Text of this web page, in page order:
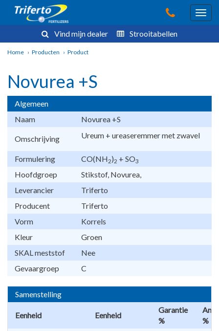
Vind mijn dealer Strooitabellen
Home › Producten › Product
Novurea +S
Algemeen
Naam
Novurea +S
Omschrijving Ureum + ureaseremmer met zwavel
Formulering CO(NH2)2 + SO3
Hoofdgroep
Stikstof, Novurea,
Leverancier
Triferto
Producent
Triferto
Vorm
Korrels
Kleur
Groen
SKAL meststof
Nee
Gevaargroep
C
Samenstelling
Eenheid Eenheid
Garantie
%
%